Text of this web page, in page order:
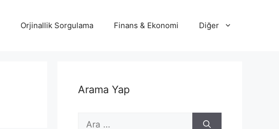
Orjinallik Sorgulama Finans & Ekonomi Diğer
Arama Yap
için